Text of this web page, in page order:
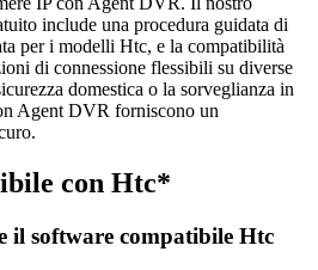
include una procedura guidata di
per i modelli Htc, e la compatibilità
di connessione flessibili su diverse
domestica o la sorveglianza in
Agent DVR forniscono un
con Htc*
il software compatibile Htc